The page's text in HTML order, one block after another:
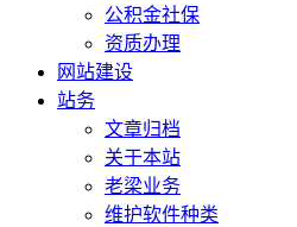
公积金社保
资质办理
网站建设
站务
文章归档
关于本站
老梁业务
维护软件种类